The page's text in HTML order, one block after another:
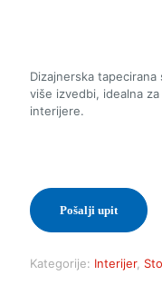
Dizajnerska
više izvedbi, idealna
interijere.
Pošalji upit
Kategorije: Interijer,